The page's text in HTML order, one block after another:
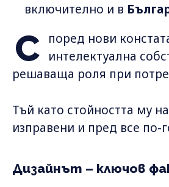
включително и в
С
поред нови
интелектуална
решаваща роля при
Тъй като стойността му
изправени и пред все
Дизайнът – ключов